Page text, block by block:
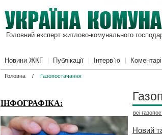
Головний експерт житлово-комунального
Новини ЖКГ Публікації Інтерв`ю Коментарі
Головна / Газопостачання
ІНФОГРАФІКА:
всі
Новий